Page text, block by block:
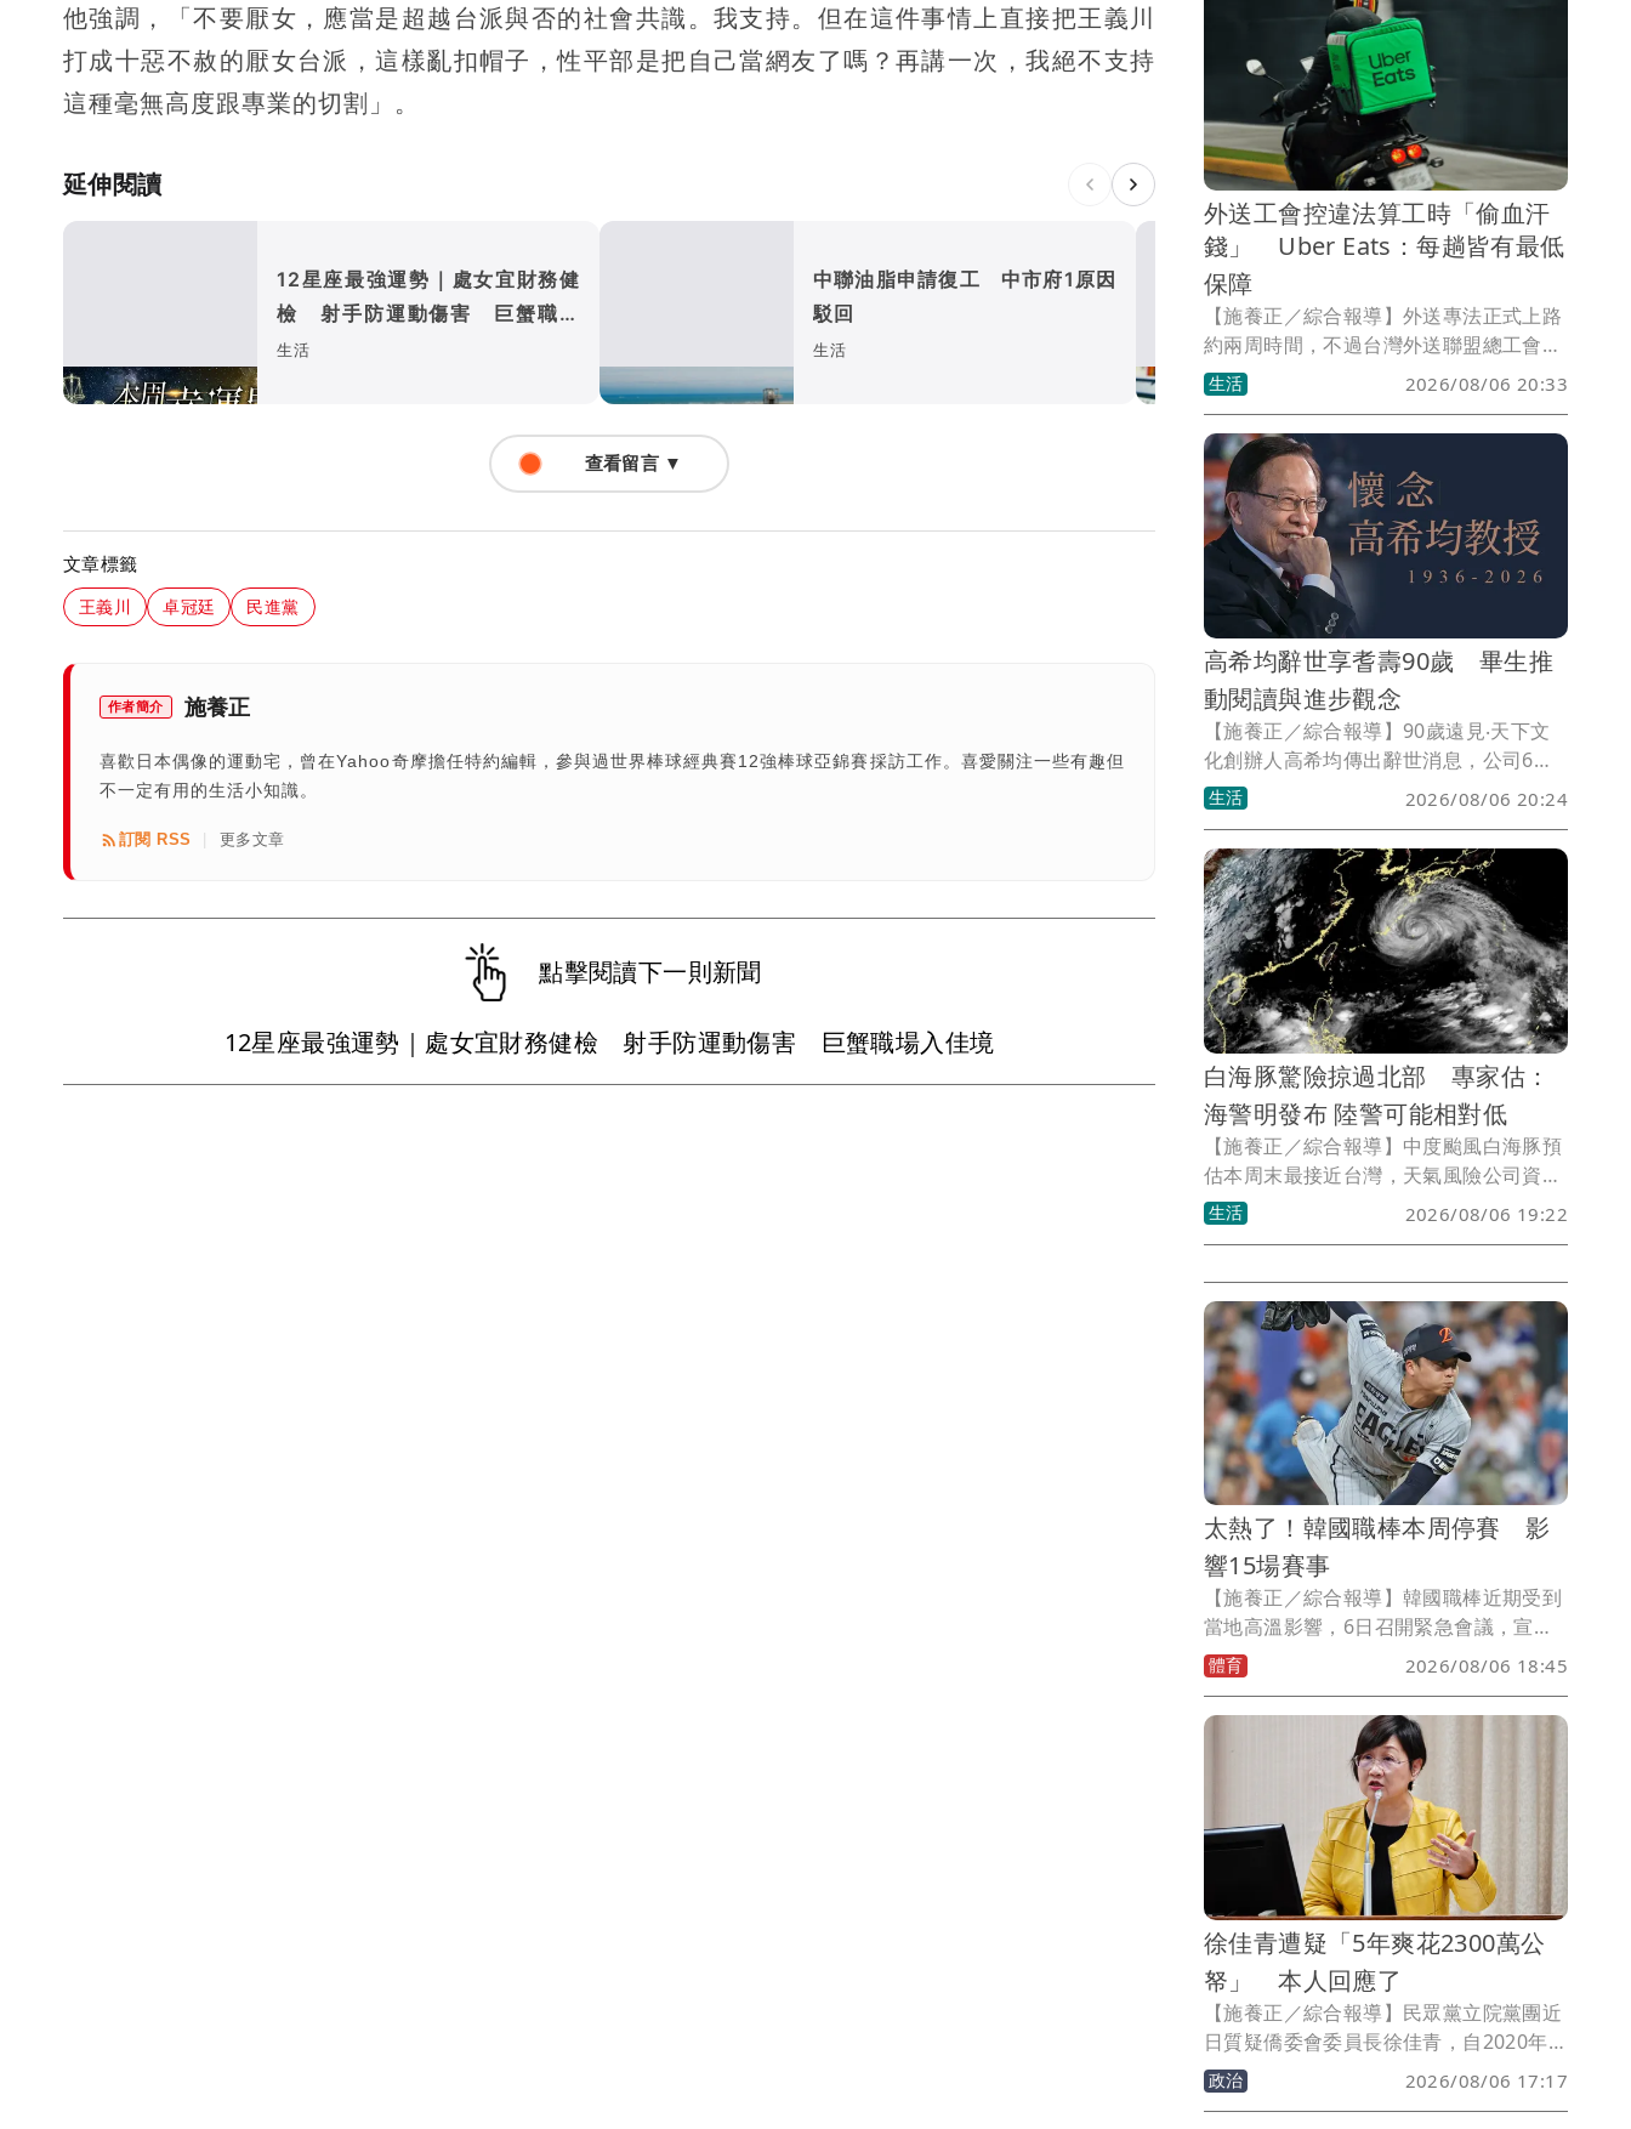
他強調，「不要厭女，應當是超越台派與否的社會共識。我支持。但在這件事情上直接把王義川
打成十惡不赦的厭女台派，這樣亂扣帽子，性平部是把自己當網友了嗎？再講一次，我絕不支持
這種毫無高度跟專業的切割」。
延伸閱讀
12星座最強運勢｜處女宜財務健
檢 射手防運動傷害 巨蟹職場
入佳境
生活
中聯油脂申請復工 中市府1原因
駁回
生活
今彩539、39樂合彩、三星
四星彩獎號出爐
生活
查看留言 ▼
文章標籤
王義川 卓冠廷 民進黨
作者簡介 施養正
喜歡日本偶像的運動宅，曾在Yahoo奇摩擔任特約編輯，參與過世界棒球經典賽12強棒球亞錦賽採訪工作。喜愛關注一些有趣但
不一定有用的生活小知識。
訂閱 RSS 更多文章
點擊閱讀下一則新聞
12星座最強運勢｜處女宜財務健檢 射手防運動傷害 巨蟹職場入佳境
外送工會控違法算工時「偷血汗
錢」 Uber Eats：每趟皆有最低
保障
【施養正／綜合報導】外送專法正式上路
約兩周時間，不過台灣外送聯盟總工會籌
備處6日控訴，Uber使用障眼法偷工時、
再假裝依法補差額，是公然違法。但平台
強調，外送員可以透過依法提供的報酬明
細查看所有行程的報酬，平台將持續向主
管機關說明實際運作方式，依據後續指引
檢視及調整。
生活 2026/08/06 20:33
高希均辭世享耆壽90歲 畢生推
動閱讀與進步觀念
【施養正／綜合報導】90歲遠見‧天下文
化創辦人高希均傳出辭世消息，公司6日
證實，表示高希均是「書生報國的典範，
君子領導的楷模」。他的離去是華人知識
界與出版界的重大損失，但他留下的卓越
思想與殷切期許，永遠照亮並指引我們前
行。
生活 2026/08/06 20:24
白海豚驚險掠過北部 專家估：
海警明發布 陸警可能相對低
【施養正／綜合報導】中度颱風白海豚預
估本周末最接近台灣，天氣風險公司資深
顧問吳聖宇6日表示，海上颱風警報應該
是7日就會發布，陸上警報只能說不排
靠近過程有繼續減弱、風圈縮減的機會，
因此陸警的可能性相對還是低一些。
生活 2026/08/06 19:22
太熱了！韓國職棒本周停賽 影
響15場賽事
【施養正／綜合報導】韓國職棒近期受到
當地高溫影響，6日召開緊急會議，宣布7
日至9日的15場比賽全部取消；且11日開
始的比賽，也改至當地時間晚間7時開
打。KBO事務總長朴根燦透露，對於取消
比賽的決定，內部意見結果為8比2。
體育 2026/08/06 18:45
徐佳青遭疑「5年爽花2300萬公
帑」 本人回應了
【施養正／綜合報導】民眾黨立院黨團近
日質疑僑委會委員長徐佳青，自2020年接
任副委員長後，不到5年已花費公帑2383
萬元在國外，個人就佔編列預算三成。徐
政治 2026/08/06 17:17